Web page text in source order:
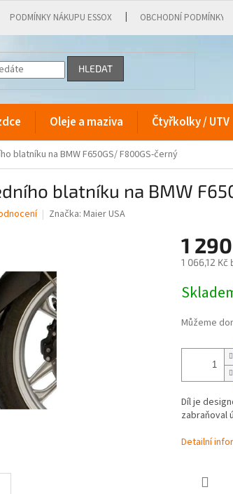
PODMÍNKY NÁKUPU ESSOX OBCHODNÍ PODMÍNKY
HLEDAT
Oleje a maziva Čtyřkolky / UTV
blatníku na BMW F650GS/ F800GS-černý
blatníku na BMW
Značka: Maier USA
1
1 066,12 Kč
cena:
Můžeme
Díl je
zabraňoval
Detailní